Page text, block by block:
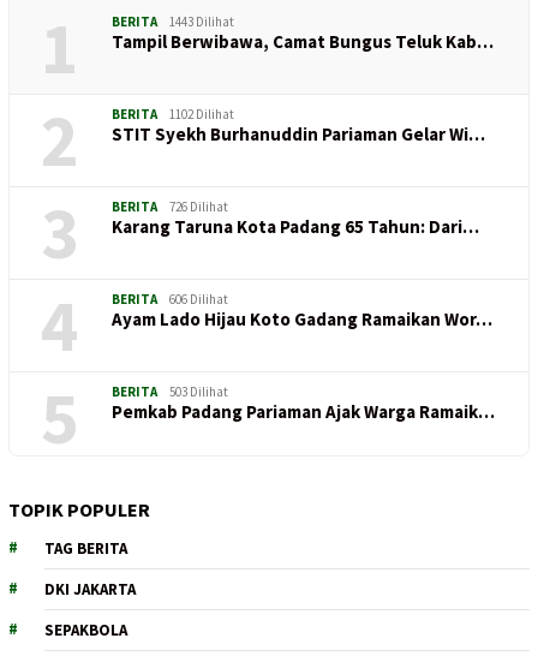
1 BERITA 1443 Dilihat
Tampil Berwibawa, Camat Bungus Teluk Kab…
2 BERITA 1102 Dilihat
STIT Syekh Burhanuddin Pariaman Gelar Wi…
3 BERITA 726 Dilihat
Karang Taruna Kota Padang 65 Tahun: Dari…
4 BERITA 606 Dilihat
Ayam Lado Hijau Koto Gadang Ramaikan Wor…
5 BERITA 503 Dilihat
Pemkab Padang Pariaman Ajak Warga Ramaik…
TOPIK POPULER
TAG BERITA
DKI JAKARTA
SEPAKBOLA